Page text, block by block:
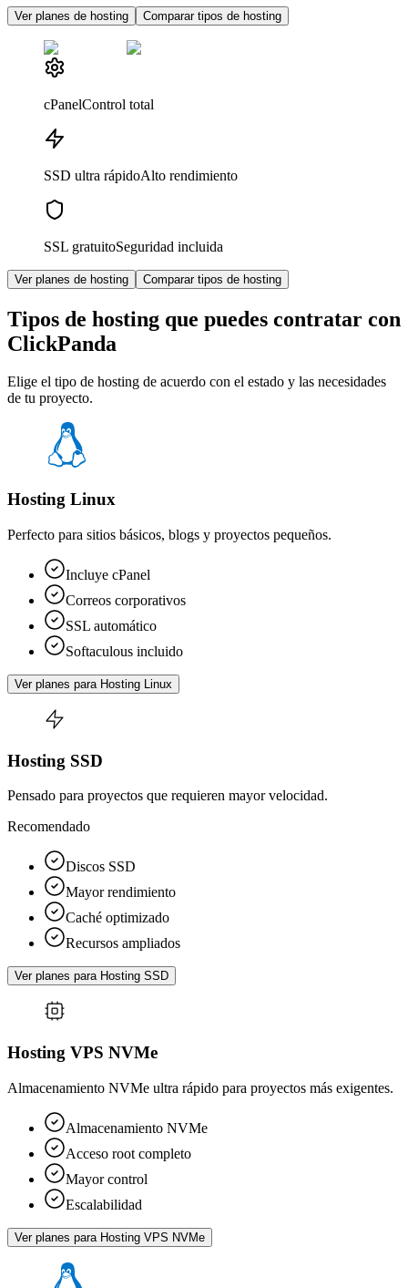
Ver planes de hosting Comparar tipos de hosting
cPanelControl total
SSD ultra rápidoAlto rendimiento
SSL gratuitoSeguridad incluida
Ver planes de hosting Comparar tipos de hosting
Tipos de hosting que puedes contratar con
ClickPanda
Elige el tipo de hosting de acuerdo con el estado y las necesidades
de tu proyecto.
Hosting Linux
Perfecto para sitios básicos, blogs y proyectos pequeños.
Incluye cPanel
Correos corporativos
SSL automático
Softaculous incluido
Ver planes para Hosting Linux
Hosting SSD
Pensado para proyectos que requieren mayor velocidad.
Recomendado
Discos SSD
Mayor rendimiento
Caché optimizado
Recursos ampliados
Ver planes para Hosting SSD
Hosting VPS NVMe
Almacenamiento NVMe ultra rápido para proyectos más exigentes.
Almacenamiento NVMe
Acceso root completo
Mayor control
Escalabilidad
Ver planes para Hosting VPS NVMe